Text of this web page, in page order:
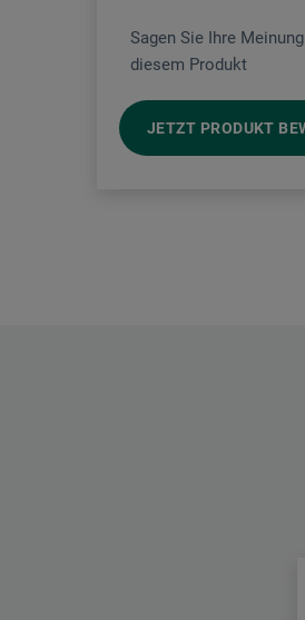
Sagen Sie Ihre
diesem Produkt
JETZT PRODUKT